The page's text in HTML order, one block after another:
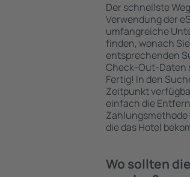
Der schnellste
Verwendung der
umfangreiche
finden, wonach
entsprechenden
Check-Out-Daten
Fertig! In den
Zeitpunkt
einfach die
Zahlungsmethode
die das Hotel
Wo sollten